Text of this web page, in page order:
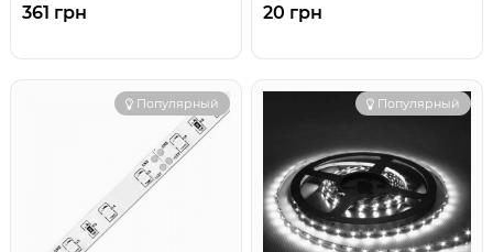
361 грн 20 грн
Популярный Популярный